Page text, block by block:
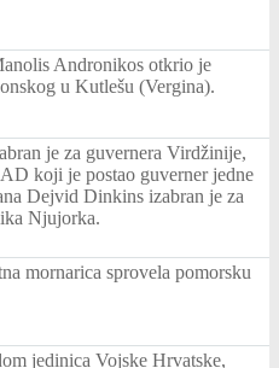
Andronikos otkrio je
u Kutlešu (Vergina).
je za guvernera Virdžinije,
koji je postao guverner jedne
Dejvid Dinkins izabran je za
Njujorka.
mornarica sprovela pomorsku
jedinica Vojske Hrvatske,